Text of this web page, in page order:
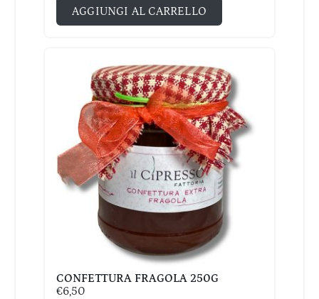
AGGIUNGI AL CARRELLO
CONFETTURA FRAGOLA 250G
€6,50